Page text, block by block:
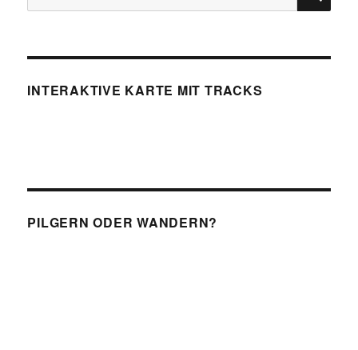
nach:
INTERAKTIVE KARTE MIT TRACKS
PILGERN ODER WANDERN?